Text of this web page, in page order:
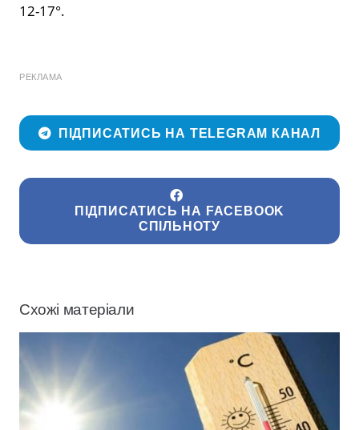
12-17°.
РЕКЛАМА
ПІДПИСАТИСЬ НА TELEGRAM КАНАЛ
ПІДПИСАТИСЬ НА FACEBOOK
СПІЛЬНОТУ
Схожі матеріали